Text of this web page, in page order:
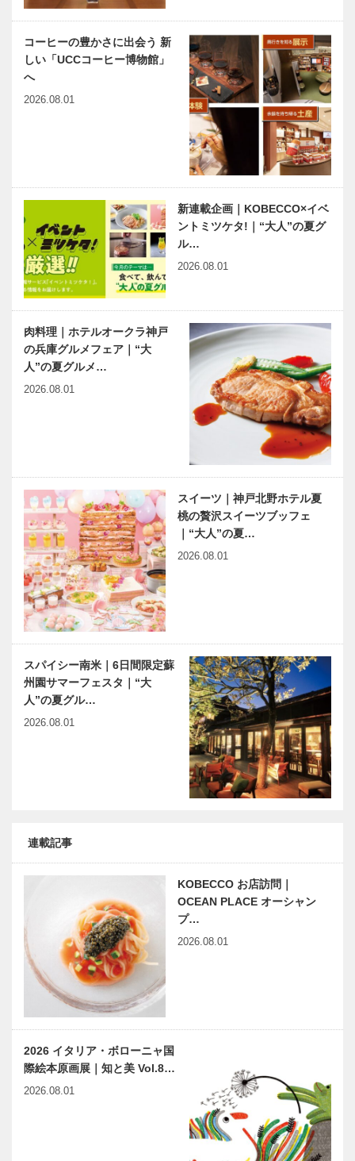
コーヒーの豊かさに出会う 新
しい「UCCコーヒー博物館」
へ
2026.08.01
新連載企画｜KOBECCO×イベ
ントミツケタ!｜“大人”の夏グ
ル…
2026.08.01
肉料理｜ホテルオークラ神戸
の兵庫グルメフェア｜“大
人”の夏グルメ…
2026.08.01
スイーツ｜神戸北野ホテル夏
桃の贅沢スイーツブッフェ
｜“大人”の夏…
2026.08.01
スパイシー南米｜6日間限定蘇
州園サマーフェスタ｜“大
人”の夏グル…
2026.08.01
連載記事
KOBECCO お店訪問｜
OCEAN PLACE オーシャン
プ…
2026.08.01
2026 イタリア・ボローニャ国
際絵本原画展｜知と美 Vol.8…
2026.08.01